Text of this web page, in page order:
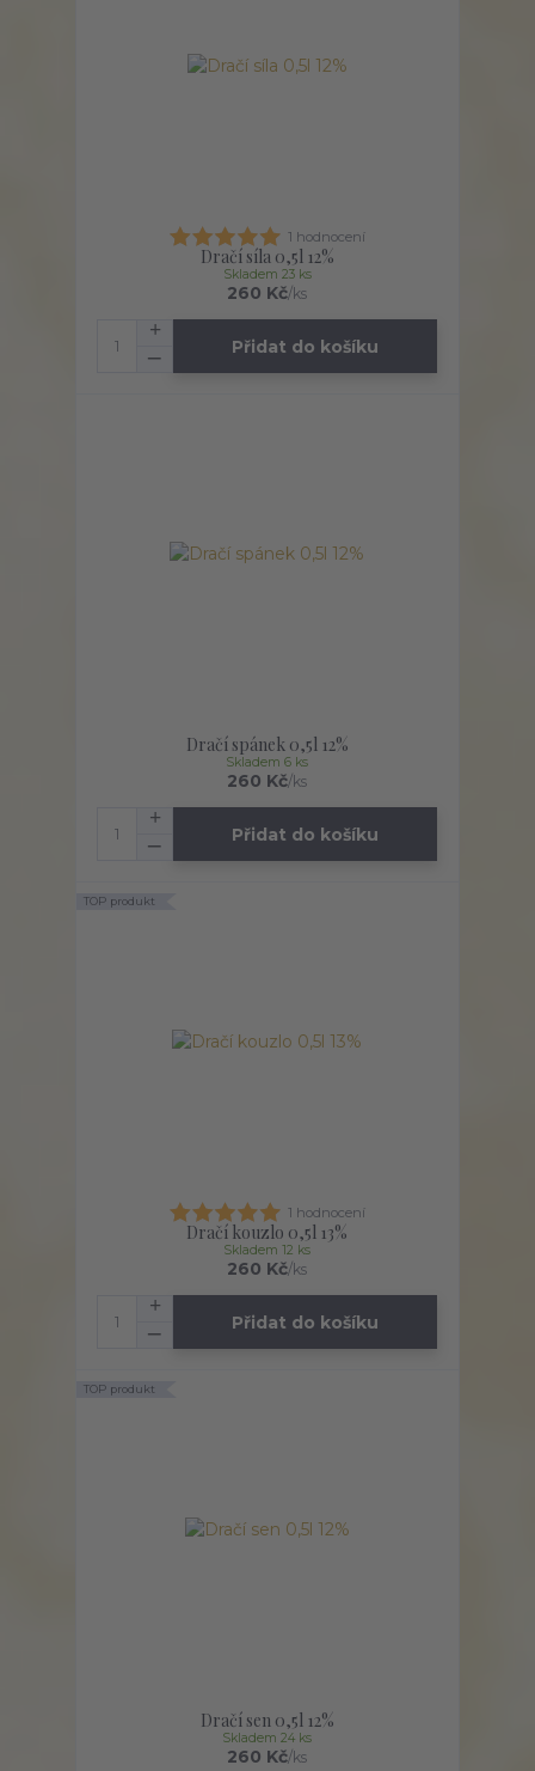
1 hodnocení
Dračí síla 0,5l 12%
260 Kč/ks
Skladem 23 ks
Přidat do košíku
Dračí spánek 0,5l 12%
260 Kč/ks
Skladem 6 ks
Přidat do košíku
TOP produkt
1 hodnocení
Dračí kouzlo 0,5l 13%
260 Kč/ks
Skladem 12 ks
Přidat do košíku
TOP produkt
Dračí sen 0,5l 12%
260 Kč/ks
Skladem 24 ks